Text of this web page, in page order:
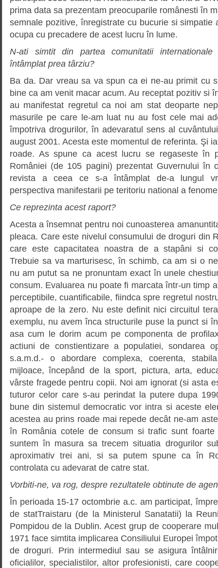
prima data sa prezentam preocuparile românesti în
semnale pozitive, înregistrate cu bucurie si simpatie
ocupa cu precadere de acest lucru în lume.
N-ati simtit din partea comunitatii
întâmplat prea târziu?
Ba da. Dar vreau sa va spun ca ei ne-au primit cu
bine ca am venit macar acum. Au receptat pozitiv si
au manifestat regretul ca noi am stat deoparte
masurile pe care le-am luat nu au fost cele mai
împotriva drogurilor, în adevaratul sens al
august 2001. Acesta este momentul de referinta. Şi
roade. As spune ca acest lucru se regaseste în
României (de 105 pagini) prezentat Guvernului în
revista a ceea ce s-a întâmplat de-a lungul
perspectiva manifestarii pe teritoriu national a
Ce reprezinta acest raport?
Acesta a însemnat pentru noi cunoasterea
pleaca. Care este nivelul consumului de droguri din
care este capacitatea noastra de a stapâni si
Trebuie sa va marturisesc, în schimb, ca am si o
nu am putut sa ne pronuntam exact în unele
consum. Evaluarea nu poate fi marcata într-un timp
perceptibile, cuantificabile, fiindca spre regretul
aproape de la zero. Nu este definit nici circuitul
exemplu, nu avem înca structurile puse la punct si
asa cum le dorim acum pe componenta de
actiuni de constientizare a populatiei, sondarea
s.a.m.d.- o abordare complexa, coerenta,
mijloace, începând de la sport, pictura, arta,
vârste fragede pentru copii. Noi am ignorat (si asta
tuturor celor care s-au perindat la putere dupa
bune din sistemul democratic vor intra si aceste
acestea au prins roade mai repede decât ne-am
în România cotele de consum si trafic sunt foarte
suntem în masura sa trecem situatia drogurilor
aproximativ trei ani, si sa putem spune ca în
controlata cu adevarat de catre stat.
Vorbiti-ne, va rog, despre rezultatele obtinute de
În perioada 15-17 octombrie a.c. am participat,
de statTraistaru (de la Ministerul Sanatatii) la
Pompidou de la Dublin. Acest grup de cooperare
1971 face simtita implicarea Consiliului Europei
de droguri. Prin intermediul sau se asigura
oficialilor, specialistilor, altor profesionisti, care